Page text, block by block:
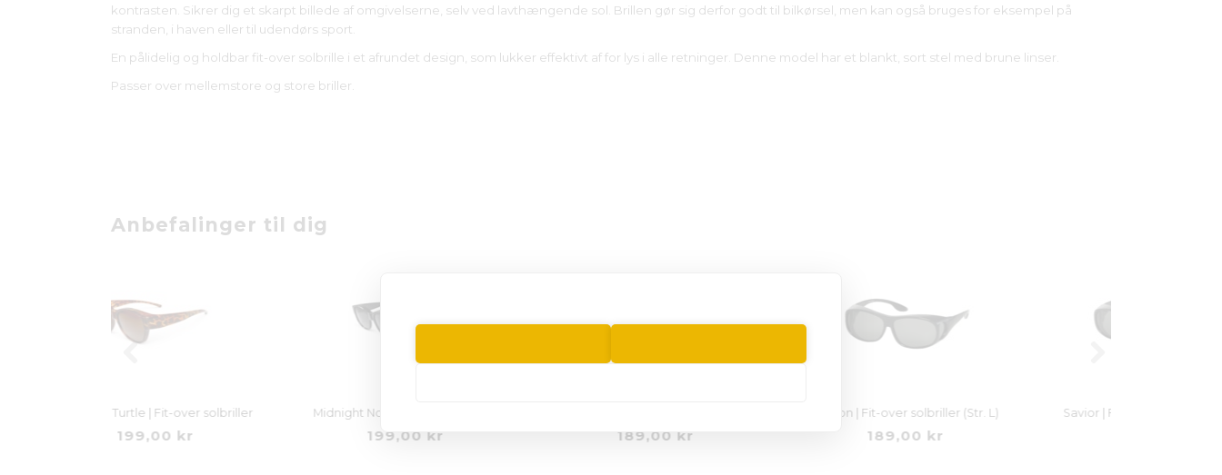
kontrasten. Sikrer dig et skarpt billede af omgivelserne, selv ved lavthængende sol. Brillen gør sig derfor godt til bilkørsel, men kan også bruges for eksempel på
stranden, i haven eller til udendørs sport.
En pålidelig og holdbar fit-over solbrille i et afrundet design, som lukker effektivt af for lys i alle retninger. Denne model har et blankt, sort stel med brune linser.
Passer over mellemstore og store briller.
Anbefalinger til dig
Midnight Turtle | Fit-over solbriller Patron | Fit-over solbriller (Str. L)